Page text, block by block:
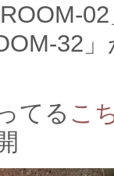
32
てる こ